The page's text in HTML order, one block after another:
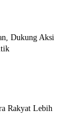
Dukung Aksi
Rakyat Lebih